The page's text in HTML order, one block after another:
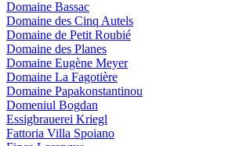
Domaine Bassac
Domaine des Cinq Autels
Domaine de Petit Roubié
Domaine des Planes
Domaine Eugène Meyer
Domaine La Fagotière
Domaine Papakonstantinou
Domeniul Bogdan
Essigbrauerei Kriegl
Fattoria Villa Spoiano